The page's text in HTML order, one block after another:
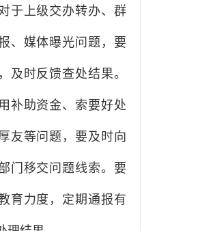
于上级交办转办、群
、媒体曝光问题，要
及时反馈查处结果。
补助资金、索要好处
友等问题，要及时向
门移交问题线索。要
育力度，定期通报有